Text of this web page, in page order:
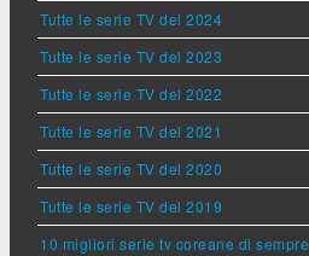
Tutte le serie TV del 2024
Tutte le serie TV del 2023
Tutte le serie TV del 2022
Tutte le serie TV del 2021
Tutte le serie TV del 2020
Tutte le serie TV del 2019
10 migliori serie tv coreane di sempre